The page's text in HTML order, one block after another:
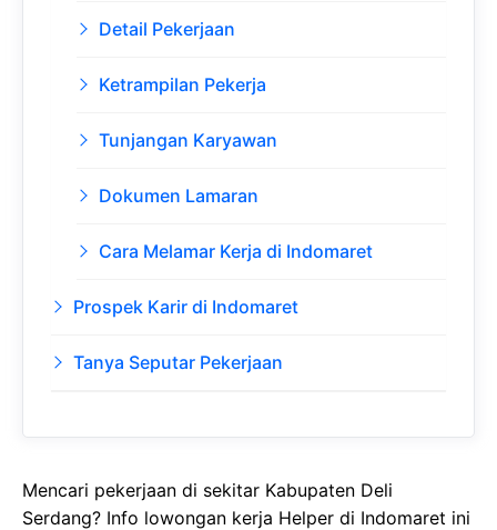
Detail Pekerjaan
Ketrampilan Pekerja
Tunjangan Karyawan
Dokumen Lamaran
Cara Melamar Kerja di Indomaret
Prospek Karir di Indomaret
Tanya Seputar Pekerjaan
Mencari pekerjaan di sekitar Kabupaten Deli
Serdang? Info lowongan kerja Helper di Indomaret ini